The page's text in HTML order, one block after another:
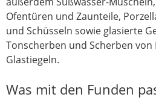
Ofentüren und Zaunteile,
und Schüsseln sowie glasierte
Tonscherben und Scherben von
Glastiegeln.
Was mit den Funden